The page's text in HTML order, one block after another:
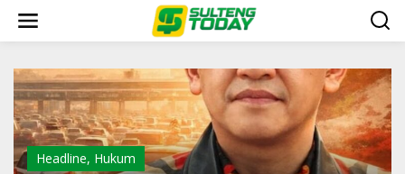
konten
Headline, Hukum